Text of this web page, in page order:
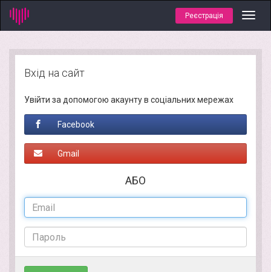
Реєстрація
Вхід на сайт
Увійти за допомогою акаунту в соціальних мережах
Facebook
Gmail
АБО